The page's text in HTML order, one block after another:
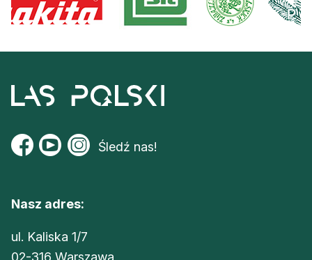
Śledź nas!
Nasz adres:
ul. Kaliska 1/7
02-316 Warszawa